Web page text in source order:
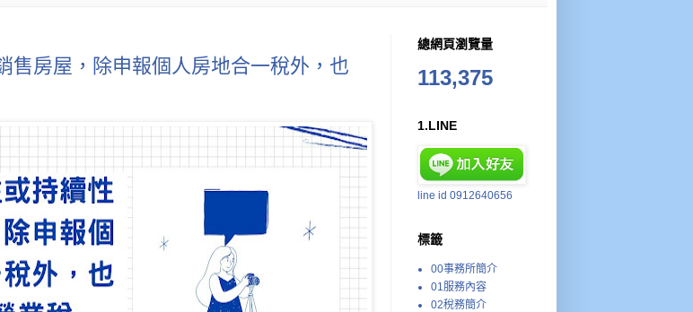
售房屋，除申報個人房地合一稅外，也
總網頁瀏覽量
113,375
1.LINE
line id 0912640656
標籤
00事務所簡介
01服務內容
02稅務簡介